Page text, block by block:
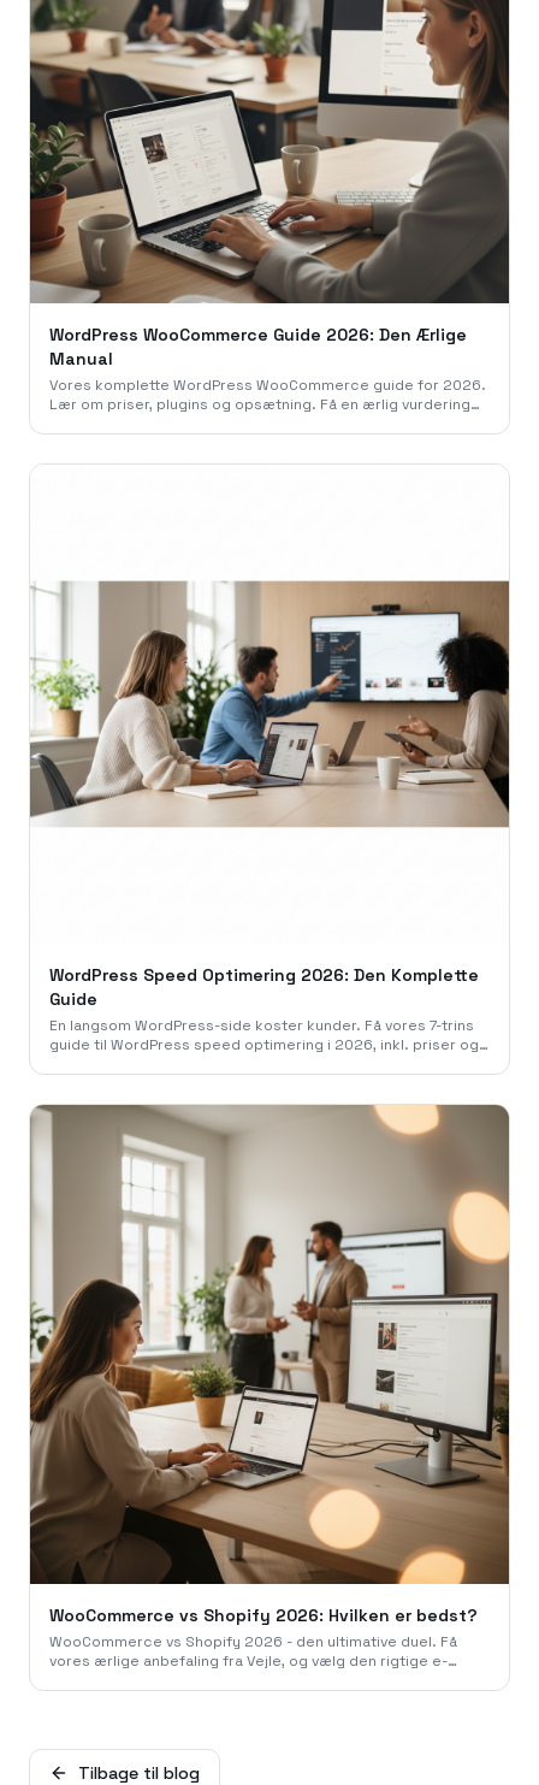
WordPress WooCommerce Guide 2026: Den Ærlige
Manual
Vores komplette WordPress WooCommerce guide for 2026.
Lær om priser, plugins og opsætning. Få en ærlig vurdering
WordPress Speed Optimering 2026: Den Komplette
Guide
En langsom WordPress-side koster kunder. Få vores 7-trins
guide til WordPress speed optimering i 2026, inkl. priser og
WooCommerce vs Shopify 2026: Hvilken er bedst?
WooCommerce vs Shopify 2026 - den ultimative duel. Få
vores ærlige anbefaling fra Vejle, og vælg den rigtige e-
Tilbage til blog